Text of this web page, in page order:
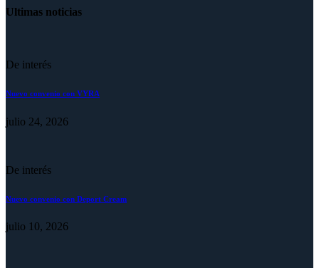
Ultimas noticias
De interés
Nuevo convenio con VYRA
julio 24, 2026
De interés
Nuevo convenio con Deport Cream
julio 10, 2026